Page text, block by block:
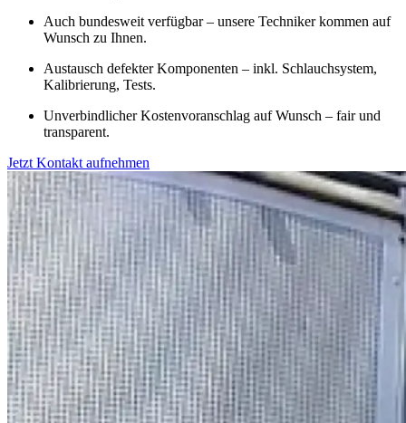
Auch bundesweit verfügbar – unsere Techniker kommen auf
Wunsch zu Ihnen.
Austausch defekter Komponenten – inkl. Schlauchsystem,
Kalibrierung, Tests.
Unverbindlicher Kostenvoranschlag auf Wunsch – fair und
transparent.
Jetzt Kontakt aufnehmen